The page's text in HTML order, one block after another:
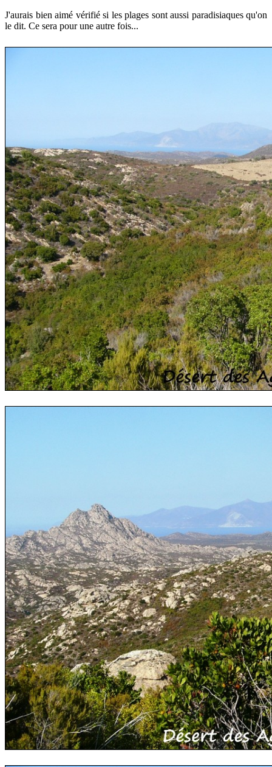
J'aurais bien aimé vérifié si les plages sont aussi paradisiaques qu'on
le dit. Ce sera pour une autre fois...